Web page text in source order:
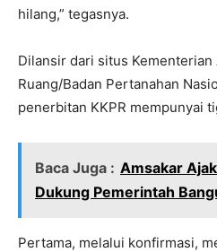
hilang,” tegasnya.
Dilansir dari situs Kementerian
Ruang/Badan Pertanahan
penerbitan KKPR mempunyai
Baca Juga : Amsakar
Dukung Pemerintah
Pertama, melalui konfirmasi,